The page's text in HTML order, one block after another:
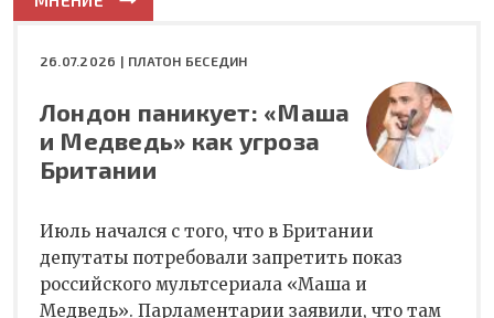
26.07.2026 | ПЛАТОН БЕСЕДИН
Лондон паникует: «Маша
и Медведь» как угроза
Британии
Июль начался с того, что в Британии
депутаты потребовали запретить показ
российского мультсериала «Маша и
Медведь». Парламентарии заявили, что там